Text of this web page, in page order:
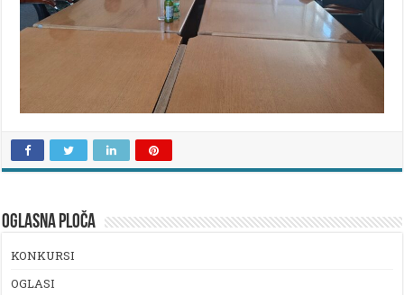
OGLASNA PLOČA
KONKURSI
OGLASI